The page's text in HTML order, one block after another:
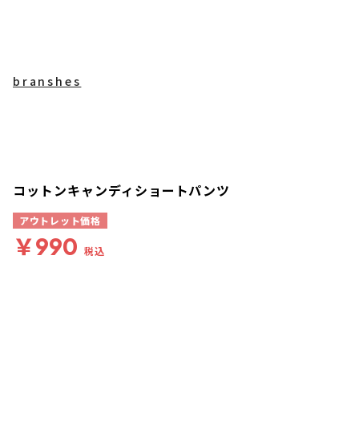
branshes
コットンキャンディショートパンツ
アウトレット価格
￥990 税込